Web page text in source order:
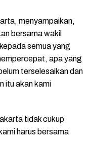
menyampaikan,
bersama wakil
semua yang
apa yang
terselesaikan dan
itu akan kami
tidak cukup
harus bersama